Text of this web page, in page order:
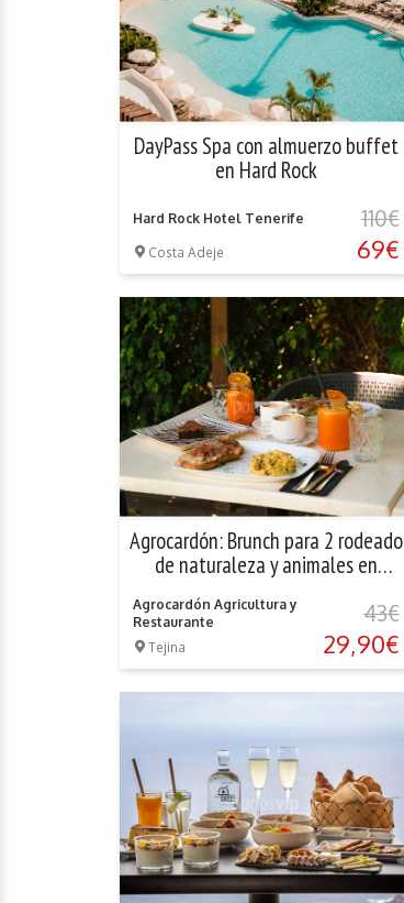
DayPass Spa con almuerzo buffet
en Hard Rock
Hard Rock Hotel Tenerife
Costa Adeje
110€
69€
Agrocardón: Brunch para 2 rodeado
de naturaleza y animales en
Agrocardón Agricultura y
Restaurante
Tejina
43€
29,90€